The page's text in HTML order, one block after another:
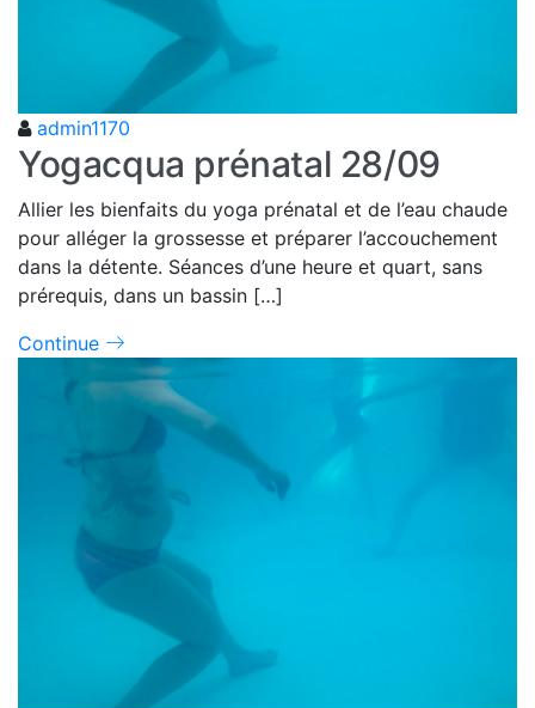
admin1170
Yogacqua prénatal 28/09
Allier les bienfaits du yoga prénatal et de l’eau chaude
pour alléger la grossesse et préparer l’accouchement
dans la détente. Séances d’une heure et quart, sans
prérequis, dans un bassin […]
Continue